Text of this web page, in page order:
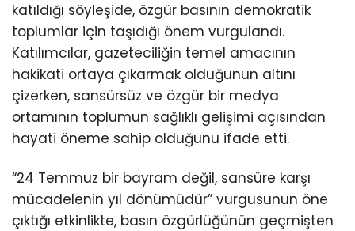
katıldığı söyleşide, özgür basının demokratik
toplumlar için taşıdığı önem vurgulandı.
Katılımcılar, gazeteciliğin temel amacının
hakikati ortaya çıkarmak olduğunun altını
çizerken, sansürsüz ve özgür bir medya
ortamının toplumun sağlıklı gelişimi açısından
hayati öneme sahip olduğunu ifade etti.
“24 Temmuz bir bayram değil, sansüre karşı
mücadelenin yıl dönümüdür” vurgusunun öne
çıktığı etkinlikte, basın özgürlüğünün geçmişten